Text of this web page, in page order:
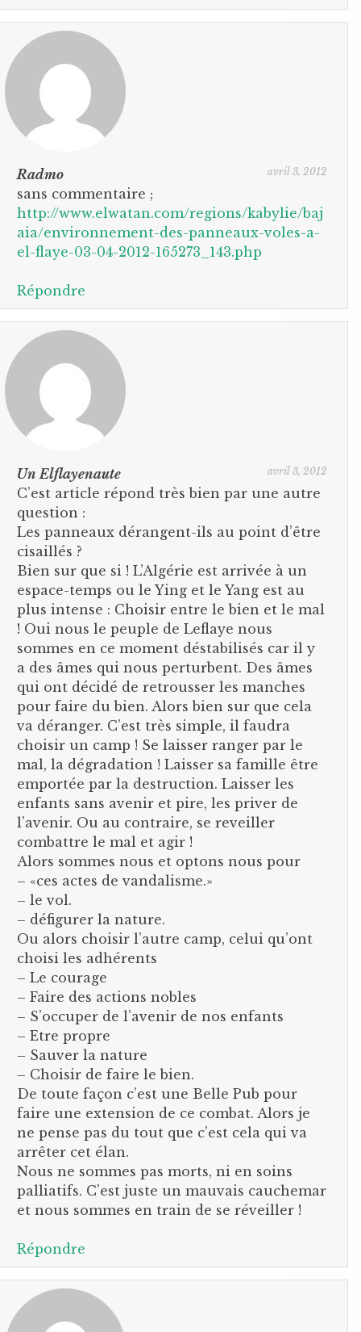
Radmo avril 3, 2012
sans commentaire ;
http://www.elwatan.com/regions/kabylie/baj
aia/environnement-des-panneaux-voles-a-
el-flaye-03-04-2012-165273_143.php
Répondre
Un Elflayenaute avril 3, 2012
C’est article répond très bien par une autre
question :
Les panneaux dérangent-ils au point d’être
cisaillés ?
Bien sur que si ! L’Algérie est arrivée à un
espace-temps ou le Ying et le Yang est au
plus intense : Choisir entre le bien et le mal
! Oui nous le peuple de Leflaye nous
sommes en ce moment déstabilisés car il y
a des âmes qui nous perturbent. Des âmes
qui ont décidé de retrousser les manches
pour faire du bien. Alors bien sur que cela
va déranger. C’est très simple, il faudra
choisir un camp ! Se laisser ranger par le
mal, la dégradation ! Laisser sa famille être
emportée par la destruction. Laisser les
enfants sans avenir et pire, les priver de
l’avenir. Ou au contraire, se reveiller
combattre le mal et agir !
Alors sommes nous et optons nous pour
– «ces actes de vandalisme.»
– le vol.
– défigurer la nature.
Ou alors choisir l’autre camp, celui qu’ont
choisi les adhérents
– Le courage
– Faire des actions nobles
– S’occuper de l’avenir de nos enfants
– Etre propre
– Sauver la nature
– Choisir de faire le bien.
De toute façon c’est une Belle Pub pour
faire une extension de ce combat. Alors je
ne pense pas du tout que c’est cela qui va
arrêter cet élan.
Nous ne sommes pas morts, ni en soins
palliatifs. C’est juste un mauvais cauchemar
et nous sommes en train de se réveiller !
Répondre